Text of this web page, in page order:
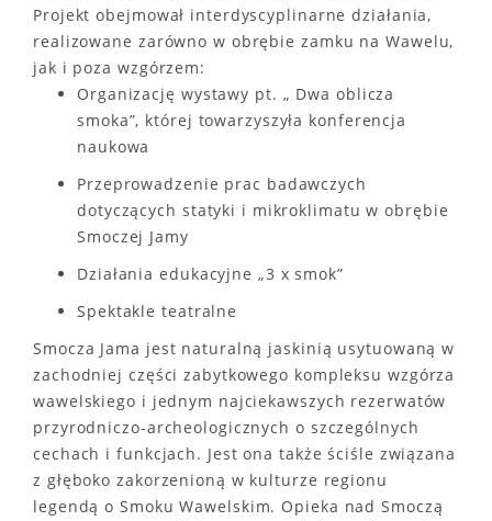
Projekt obejmował interdyscyplinarne działania,
realizowane zarówno w obrębie zamku na Wawelu,
jak i poza wzgórzem:
Organizację wystawy pt. „ Dwa oblicza
smoka”, której towarzyszyła konferencja
naukowa
Przeprowadzenie prac badawczych
dotyczących statyki i mikroklimatu w obrębie
Smoczej Jamy
Działania edukacyjne „3 x smok”
Spektakle teatralne
Smocza Jama jest naturalną jaskinią usytuowaną w
zachodniej części zabytkowego kompleksu wzgórza
wawelskiego i jednym najciekawszych rezerwatów
przyrodniczo-archeologicznych o szczególnych
cechach i funkcjach. Jest ona także ściśle związana
z głęboko zakorzenioną w kulturze regionu
legendą o Smoku Wawelskim. Opieka nad Smoczą